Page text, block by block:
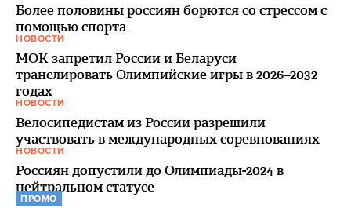
Более половины россиян борются со стрессом с
помощью спорта
НОВОСТИ
МОК запретил России и Беларуси
транслировать Олимпийские игры в 2026–2032
годах
НОВОСТИ
Велосипедистам из России разрешили
участвовать в международных соревнованиях
НОВОСТИ
Россиян допустили до Олимпиады-2024 в
нейтральном статусе
ПРОМО